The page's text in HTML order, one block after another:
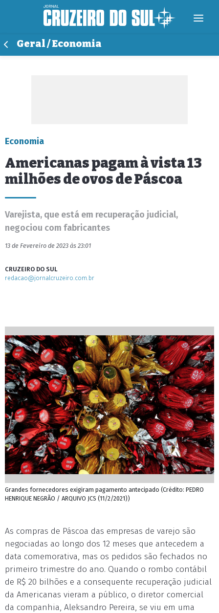
Geral / Economia
Economia
Americanas pagam à vista 13
milhões de ovos de Páscoa
Varejista, que está em recuperação judicial,
negociou com fabricantes
13 de Fevereiro de 2023 às 23:01
CRUZEIRO DO SUL
redacao@jornalcruzeiro.com.br
Grandes fornecedores exigiram pagamento antecipado (Crédito: PEDRO
HENRIQUE NEGRÃO / ARQUIVO JCS (11/2/2021))
As compras de Páscoa das empresas de varejo são
negociadas ao longo dos 12 meses que antecedem a
data comemorativa, mas os pedidos são fechados no
primeiro trimestre do ano. Quando o rombo contábil
de R$ 20 bilhões e a consequente recuperação judicial
da Americanas vieram a público, o diretor comercial
da companhia, Aleksandro Pereira, se viu em uma